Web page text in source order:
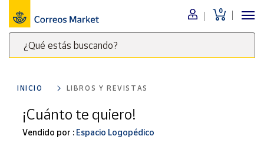
0
¿Qué estás buscando?
clave
buscar
productos
Menú
Nuestro
catálogo
Alimentación
Bebidas
Ocio y cultura
INICIO LIBROS Y REVISTAS
¡Cuánto te quiero!
Vendido por : Espacio Logopédico